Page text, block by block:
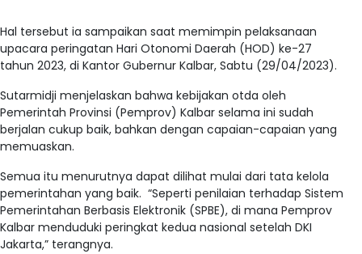
Hal tersebut ia sampaikan saat memimpin pelaksanaan
upacara peringatan Hari Otonomi Daerah (HOD) ke-27
tahun 2023, di Kantor Gubernur Kalbar, Sabtu (29/04/2023).
Sutarmidji menjelaskan bahwa kebijakan otda oleh
Pemerintah Provinsi (Pemprov) Kalbar selama ini sudah
berjalan cukup baik, bahkan dengan capaian-capaian yang
memuaskan.
Semua itu menurutnya dapat dilihat mulai dari tata kelola
pemerintahan yang baik. “Seperti penilaian terhadap Sistem
Pemerintahan Berbasis Elektronik (SPBE), di mana Pemprov
Kalbar menduduki peringkat kedua nasional setelah DKI
Jakarta,” terangnya.